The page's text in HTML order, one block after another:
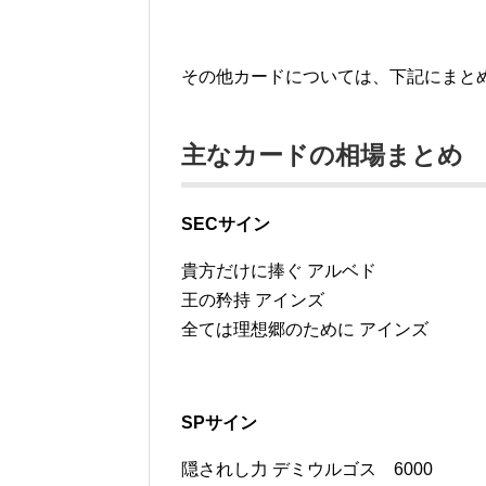
その他カードについては、下記にまと
主なカードの相場まとめ
SECサイン
貴方だけに捧ぐ アルベド
王の矜持 アインズ
全ては理想郷のために アインズ
SPサイン
隠されし力 デミウルゴス 6000